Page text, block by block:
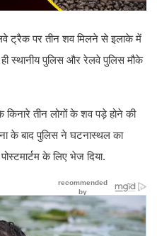
ट्रैक पर तीन शव मिलने से इलाके में
स्थानीय पुलिस और रेलवे पुलिस मौके
तीन लोगों के शव पड़े होने की
के बाद पुलिस ने घटनास्थल का
के लिए भेज दिया.